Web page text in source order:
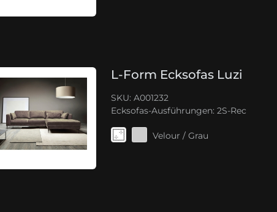
L-Form Ecksofas Luzi
SKU: A001232
Ecksofas-Ausführungen: 2S-Rec
Velour / Grau